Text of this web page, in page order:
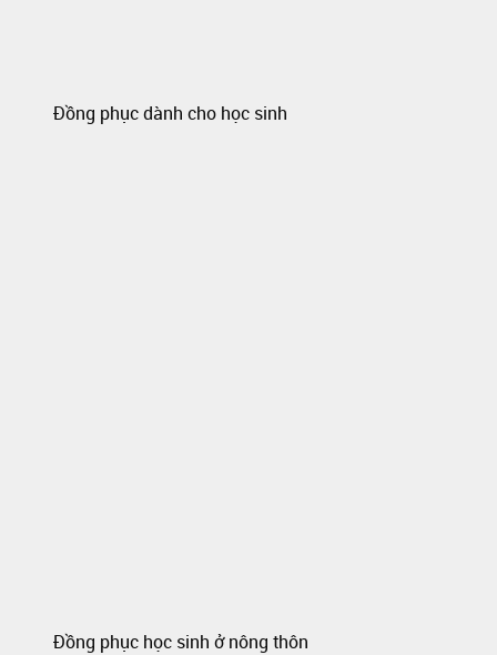
Đồng phục dành cho học sinh
Đồng phục học sinh ở nông thôn